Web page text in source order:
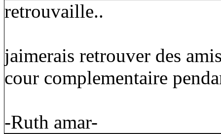
retrouvaille..
jaimerais retrouver des
cour complementaire
-Ruth amar-